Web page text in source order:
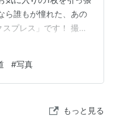
ら誰もが憧れた、あの
プレス」です！ 撮影
よいよカウントダウン
す。 これ、実は「ホ
ときに、客室の窓か
！」ということが分
#写真
もっと見る